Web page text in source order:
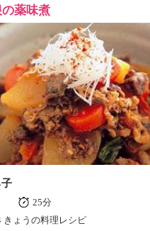
薬味煮
25分
きょうの料理レシピ